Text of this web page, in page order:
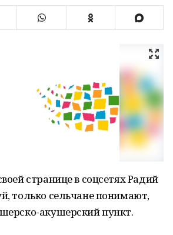
странице в соцсетях Радий
только сельчане понимают,
акушерский пункт.